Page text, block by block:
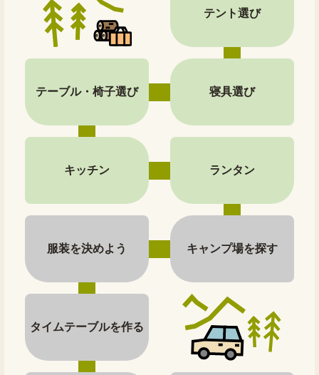
テント選び
テーブル・椅子選び 寝具選び
キッチン ランタン
服装を決めよう キャンプ場を探す
タイムテーブルを作る